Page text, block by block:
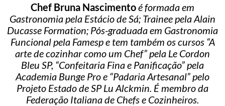
Chef Bruna Nascimentoé formada em
Gastronomia pela Estácio de Sá; Trainee pela Alain
Ducasse Formation; Pós-graduada em Gastronomia
Funcional pela Famesp e tem também os cursos “A
arte de cozinhar como um Chef” pela Le Cordon
Bleu SP, “Confeitaria Fina e Panificação” pela
Academia Bunge Pro e “Padaria Artesanal” pelo
Projeto Estado de SP Lu Alckmin. É membro da
Federação Italiana de Chefs e Cozinheiros.